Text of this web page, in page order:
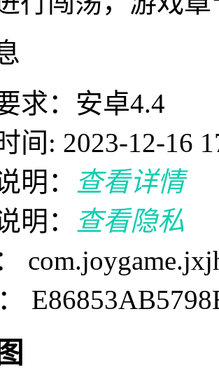
求：安卓4.4
间: 2023-12-16
明：
查看详情
明：
查看隐私